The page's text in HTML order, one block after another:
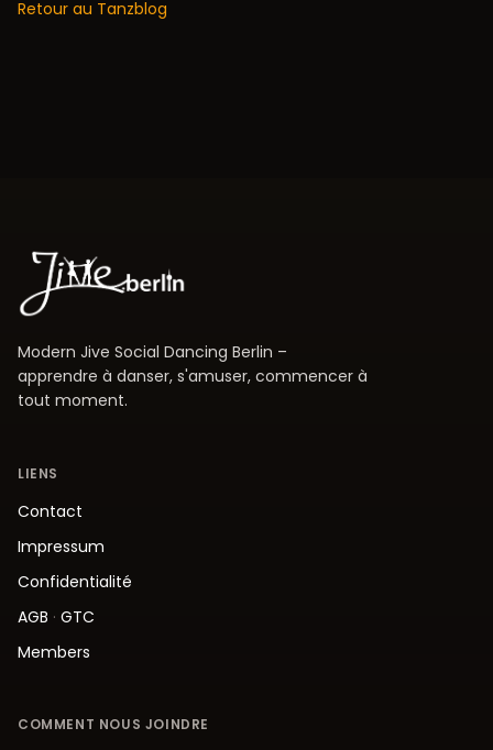
Retour au Tanzblog
Modern Jive Social Dancing Berlin –
apprendre à danser, s'amuser, commencer à
tout moment.
LIENS
Contact
Impressum
Confidentialité
AGB · GTC
Members
COMMENT NOUS JOINDRE